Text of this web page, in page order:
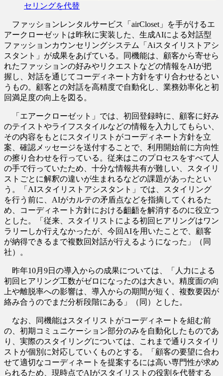
セリングを代替
ファッションレンタルサービス「airCloset」を手がけるエ
アークローゼットは昨秋に実装した、生成AIによる対話型
ファッションカウンセリングシステム「Aiスタイリストアシ
スタント」が成果をあげている。同機能は、顧客から寄せら
れたファッションの好みやリクエストなどの情報をAIが把
握し、対話を通じてコーディネート方針をすり合わせるとい
うもの。顧客との対話を高精度で自動化し、業務効率化と初
回満足度の向上を図る。
「エアークローゼット」では、初回登録時に、顧客に好み
のテイストやライフスタイルなどの情報を入力してもらい、
その内容をもとにスタイリストがコーディネート方針を立
案、確認メッセージを送付することで、利用開始前に方向性
の擦り合わせを行っている。従来はこのプロセスをすべて人
の手で行っていたため、十分な情報共有が難しい、スタイリ
ストごとに解釈の違いが生まれるなどの課題があったとい
う。「AIスタイリストアシスタント」では、スタイリング
を行う前に、AIがカルテの矛盾点などを指摘してくれるた
め、コーディネート方針における齟齬を解消するのに役立つ
とした。「従来、スタイリストによる初回ヒアリングはワン
ラリーしか行えなかったが、今回AIを用いたことで、顧客
が納得できるまで複数回対話が行えるようになった」（同
社）。
昨年10月9日の導入からの成果については、「人力による
初回ヒアリング工数がゼロになったのは大きい。精度面の向
上や離脱率への影響は、導入からの期間が短く、複数要因が
絡み合うのでまだ分析段階にある」（同）とした。
なお、同機能はスタイリストがコーディネートを組む前
の、初期コミュニケーション部分のみを自動化したものであ
り、実際のスタイリングについては、これまで通りスタイリ
ストが個別に対応していくものとする。「顧客の要望に合わ
せて適切なコーディネートを提案するには高い専門性が求め
られるため、現時点でAIがスタイリストの役割を代替する